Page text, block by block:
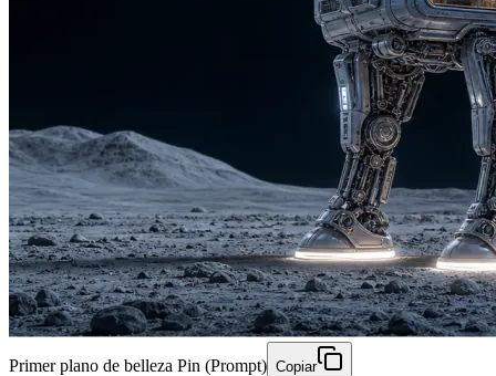
Primer plano de belleza Pin (Prompt) Copiar